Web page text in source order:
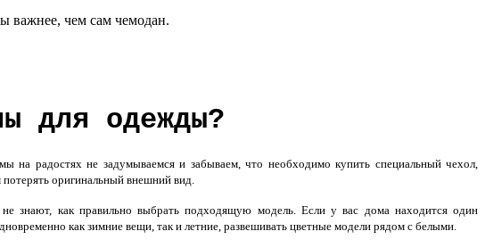
важнее, чем сам чемодан.
для одежды?
радостях не задумываемся и забываем, что необходимо купить специальный чехол,
оригинальный внешний вид.
знают, как правильно выбрать подходящую модель. Если у вас дома находится один
как зимние вещи, так и летние, развешивать цветные модели рядом с белыми.